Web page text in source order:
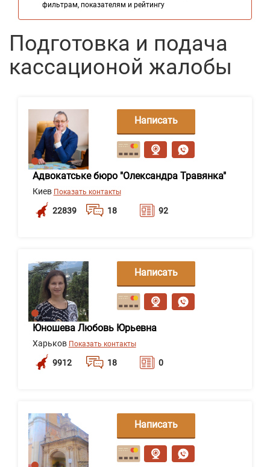
фильтрам, показателям и рейтингу
Подготовка и подача
кассационой жалобы
Адвокатське бюро "Олександра Травянка"
Киев Показать контакты
22839 18 92
Написать
сообщение
Юношева Любовь Юрьевна
Харьков Показать контакты
9912 18 0
Написать
сообщение
Написать
сообщение